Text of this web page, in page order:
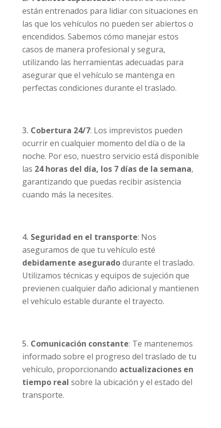
están entrenados para lidiar con situaciones en
las que los vehículos no pueden ser abiertos o
encendidos. Sabemos cómo manejar estos
casos de manera profesional y segura,
utilizando las herramientas adecuadas para
asegurar que el vehículo se mantenga en
perfectas condiciones durante el traslado.
Cobertura 24/7: Los imprevistos pueden
ocurrir en cualquier momento del día o de la
noche. Por eso, nuestro servicio está disponible
las 24 horas del día, los 7 días de la semana,
garantizando que puedas recibir asistencia
cuando más la necesites.
Seguridad en el transporte: Nos
aseguramos de que tu vehículo esté
debidamente aseguradodurante el traslado.
Utilizamos técnicas y equipos de sujeción que
previenen cualquier daño adicional y mantienen
el vehículo estable durante el trayecto.
Comunicación constante: Te mantenemos
informado sobre el progreso del traslado de tu
vehículo, proporcionando actualizaciones en
tiempo real sobre la ubicación y el estado del
transporte.